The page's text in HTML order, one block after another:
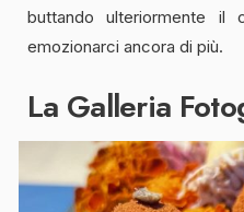
buttando ulteriormente
emozionarci ancora di più.
La Galleria